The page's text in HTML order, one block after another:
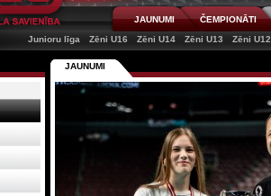
JAUNUMI
ČEMPIONĀTI
Junioru līga
Zēni U16 Zēni U14 Zēni U13 Zēni U12
JAUNUMI